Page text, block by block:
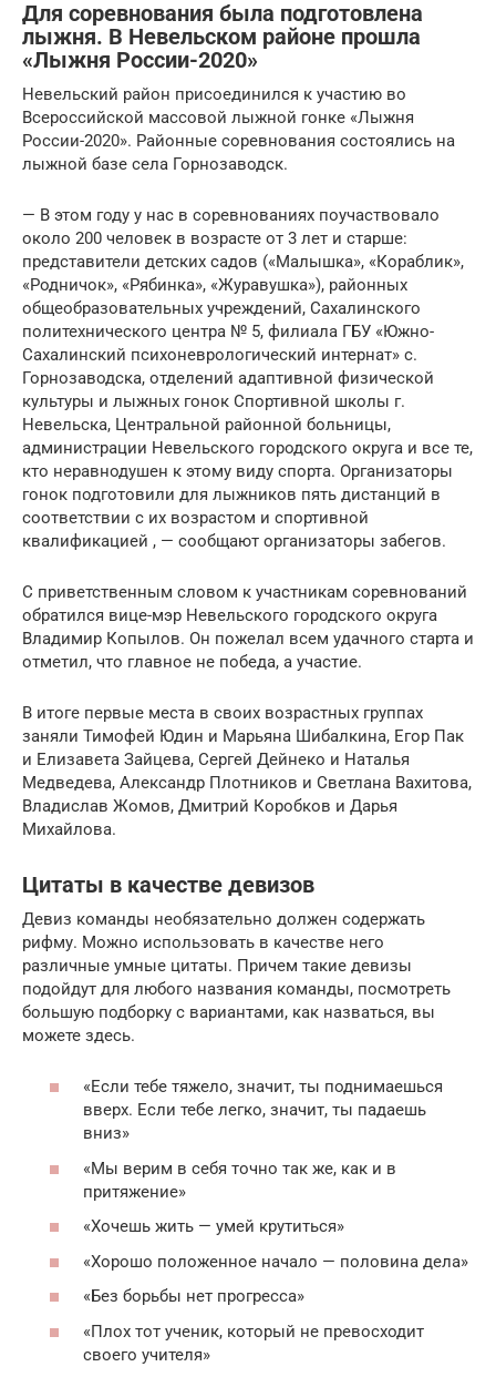
Для соревнования была подготовлена
лыжня. В Невельском районе прошла
«Лыжня России-2020»
Невельский район присоединился к участию во
Всероссийской массовой лыжной гонке «Лыжня
России-2020». Районные соревнования состоялись на
лыжной базе села Горнозаводск.
— В этом году у нас в соревнованиях поучаствовало
около 200 человек в возрасте от 3 лет и старше:
представители детских садов («Малышка», «Кораблик»,
«Родничок», «Рябинка», «Журавушка»), районных
общеобразовательных учреждений, Сахалинского
политехнического центра № 5, филиала ГБУ «Южно-
Сахалинский психоневрологический интернат» с.
Горнозаводска, отделений адаптивной физической
культуры и лыжных гонок Спортивной школы г.
Невельска, Центральной районной больницы,
администрации Невельского городского округа и все те,
кто неравнодушен к этому виду спорта. Организаторы
гонок подготовили для лыжников пять дистанций в
соответствии с их возрастом и спортивной
квалификацией , — сообщают организаторы забегов.
С приветственным словом к участникам соревнований
обратился вице-мэр Невельского городского округа
Владимир Копылов. Он пожелал всем удачного старта и
отметил, что главное не победа, а участие.
В итоге первые места в своих возрастных группах
заняли Тимофей Юдин и Марьяна Шибалкина, Егор Пак
и Елизавета Зайцева, Сергей Дейнеко и Наталья
Медведева, Александр Плотников и Светлана Вахитова,
Владислав Жомов, Дмитрий Коробков и Дарья
Михайлова.
Цитаты в качестве девизов
Девиз команды необязательно должен содержать
рифму. Можно использовать в качестве него
различные умные цитаты. Причем такие девизы
подойдут для любого названия команды, посмотреть
большую подборку с вариантами, как назваться, вы
можете здесь.
«Если тебе тяжело, значит, ты поднимаешься
вверх. Если тебе легко, значит, ты падаешь
вниз»
«Мы верим в себя точно так же, как и в
притяжение»
«Хочешь жить — умей крутиться»
«Хорошо положенное начало — половина дела»
«Без борьбы нет прогресса»
«Плох тот ученик, который не превосходит
своего учителя»